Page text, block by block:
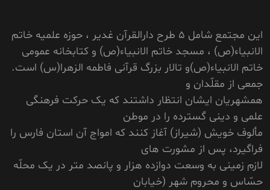
این مجتمع شامل 5 طرح دارالقرآن غدیر ، حوزه علمیه خاتم
الانبیاء(ص) ، مسجد خاتم الانبیاء(ص) و کتابخانه عمومی
خاتم الانبیاء(ص)و تالار بزرگ قرآنی فاطمه الزهرا(س) است.
جمعى از مقلّدان و
همشهريان ايشان انتظار داشتند که يک حرکت فرهنگى
علمى و دينى گسترده را در موطن
مألوف خويش (شيراز) آغاز کنند که امواج آن استان فارس را
فراگيرد، پس از مشورت هاى
لازم زمينى به وسعت دوازده هزار و پانصد متر در يک محلّه
حسّاس و محروم شهر (خيابان